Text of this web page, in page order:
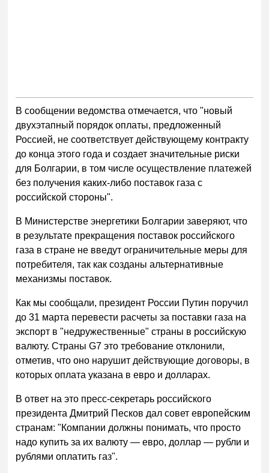
В сообщении ведомства отмечается, что "новый
двухэтапный порядок оплаты, предложенный
Россией, не соответствует действующему контракту
до конца этого года и создает значительные риски
для Болгарии, в том числе осуществление платежей
без получения каких-либо поставок газа с
российской стороны".
В Министерстве энергетики Болгарии заверяют, что
в результате прекращения поставок российского
газа в стране не введут ограничительные меры для
потребителя, так как созданы альтернативные
механизмы поставок.
Как мы сообщали, президент России Путин поручил
до 31 марта перевести расчеты за поставки газа на
экспорт в "недружественные" страны в российскую
валюту. Страны G7 это требование отклонили,
отметив, что оно нарушит действующие договоры, в
которых оплата указана в евро и долларах.
В ответ на это пресс-секретарь российского
президента Дмитрий Песков дал совет европейским
странам: "Компании должны понимать, что просто
надо купить за их валюту — евро, доллар — рубли и
рублями оплатить газ".